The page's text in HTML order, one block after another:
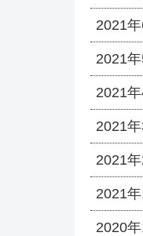
2021年
2021年
2021年
2021年
2021年
2021年
2020年